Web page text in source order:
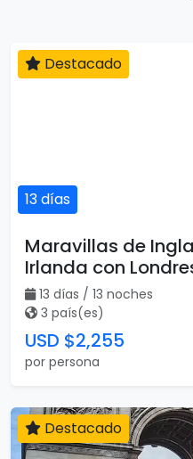
13 días
Destacado
Maravillas de
Irlanda con
13 días / 13 noches
3 país(es)
USD $2,255
por persona
Destacado